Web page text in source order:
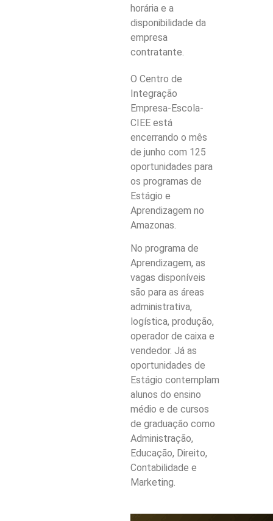
horária e a
disponibilidade da
empresa
contratante.
O Centro de
Integração
Empresa-Escola-
CIEE está
encerrando o mês
de junho com 125
oportunidades para
os programas de
Estágio e
Aprendizagem no
Amazonas.
No programa de
Aprendizagem, as
vagas disponíveis
são para as áreas
administrativa,
logística, produção,
operador de caixa e
vendedor. Já as
oportunidades de
Estágio contemplam
alunos do ensino
médio e de cursos
de graduação como
Administração,
Educação, Direito,
Contabilidade e
Marketing.